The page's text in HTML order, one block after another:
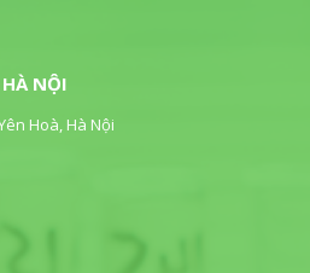
NỘI
Hoà, Hà Nội